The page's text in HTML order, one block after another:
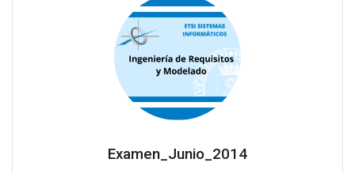
Examen_Junio_2014